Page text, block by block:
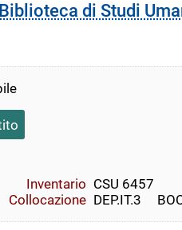
di Studi
Inventario CSU 6457
Collocazione DEP.IT.3